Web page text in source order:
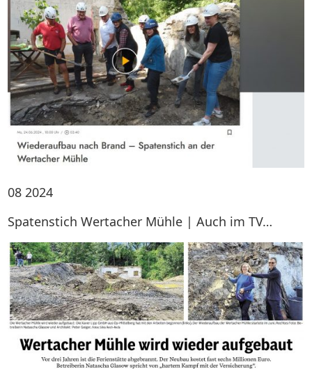
08 2024
Spatenstich Wertacher Mühle | Auch im TV…